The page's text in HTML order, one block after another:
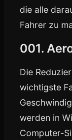
die alle
Fahrer zu
001.
Die
wichtigste
werden in
Computer-